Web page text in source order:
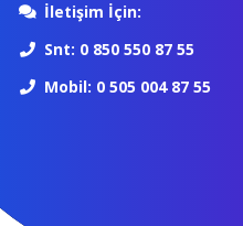
İletişim İçin:
Snt: 0 850 550 87 55
Mobil: 0 505 004 87 55